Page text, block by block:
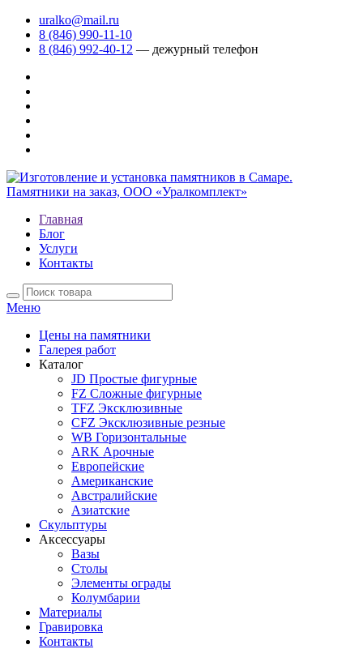
uralko@mail.ru
8 (846) 990-11-10
8 (846) 992-40-12 — дежурный телефон
Главная
Блог
Услуги
Контакты
Меню
Цены на памятники
Галерея работ
Каталог
JD Простые фигурные
FZ Сложные фигурные
TFZ Эксклюзивные
CFZ Эксклюзивные резные
WB Горизонтальные
ARK Арочные
Европейские
Американские
Австралийские
Азиатские
Скульптуры
Аксессуары
Вазы
Столы
Элементы ограды
Колумбарии
Материалы
Гравировка
Контакты